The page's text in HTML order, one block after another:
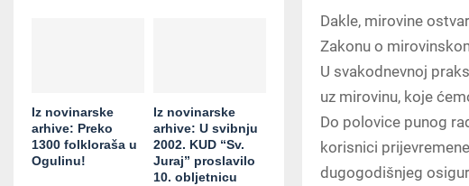
Dakle, mirovine
Zakonu o
U svakodnevnoj
uz mirovinu, koje
Do polovice punog
korisnici
dugogodišnjeg
Iz novinarske
arhive: Preko
1300 folkloraša u
Ogulinu!
Iz novinarske
arhive: U svibnju
2002. KUD “Sv.
Juraj” proslavilo
10. obljetnicu